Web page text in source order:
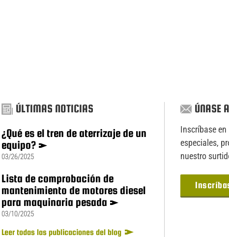
ÚLTIMAS NOTICIAS
¿Qué es el tren de aterrizaje de un
equipo?
03/26/2025
Lista de comprobación de
mantenimiento de motores diesel
para maquinaria pesada
03/10/2025
Leer todas las publicaciones del blog
ÚNASE
Inscríbase
especiales,
nuestro